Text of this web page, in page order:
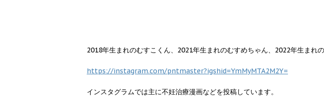
2018年生まれのむすこくん、2021年生まれのむすめちゃん、2022年生まれ
https://instagram.com/pntmaster?igshid=YmMyMTA2M2Y=
インスタグラムでは主に不妊治療漫画などを投稿しています。